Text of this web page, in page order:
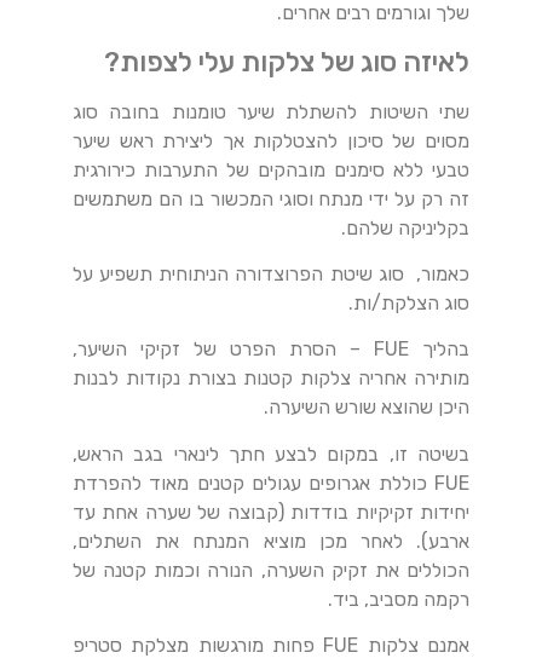
שלך וגורמים רבים אחרים.
לאיזה סוג של צלקות עלי לצפות?
שתי השיטות להשתלת שיער טומנות בחובה סוג
מסוים של סיכון להצטלקות אך ליצירת ראש שיער
טבעי ללא סימנים מובהקים של התערבות כירורגית
זה רק על ידי מנתח וסוגי המכשור בו הם משתמשים
בקליניקה שלהם.
כאמור, סוג שיטת הפרוצדורה הניתוחית תשפיע על
סוג הצלקת/ות.
בהליך FUE – הסרת הפרט של זקיקי השיער,
מותירה אחריה צלקות קטנות בצורת נקודות לבנות
היכן שהוצא שורש השיערה.
בשיטה זו, במקום לבצע חתך לינארי בגב הראש,
FUE כוללת אגרופים עגולים קטנים מאוד להפרדת
יחידות זקיקיות בודדות (קבוצה של שערה אחת עד
ארבע). לאחר מכן מוציא המנתח את השתלים,
הכוללים את זקיק השערה, הנורה וכמות קטנה של
רקמה מסביב, ביד.
אמנם צלקות FUE פחות מורגשות מצלקת סטריפ